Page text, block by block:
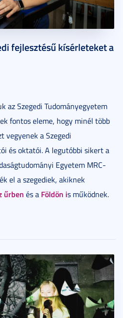
fejlesztésű kísérleteket a
az Szegedi Tudományegyetem
fontos eleme, hogy minél több
vegyenek a Szegedi
és oktatói. A legutóbbi sikert a
Egyetem MRC-
el a szegediek, akiknek
űrben és a Földön is működnek.